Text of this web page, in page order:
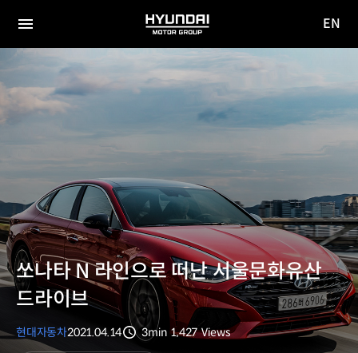
전체
HYUNDAI
MOTOR
GROUP
EN
쏘나타 N 라인으로 떠난 서울문화유산
드라이브
현대자동차2021.04.14
분량
3min 1,427 Views